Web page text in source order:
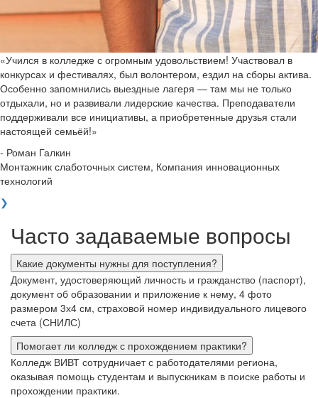
«Учился в колледже с огромным удовольствием! Участвовал в
конкурсах и фестивалях, был волонтером, ездил на сборы актива.
Особенно запомнились выездные лагеря — там мы не только
отдыхали, но и развивали лидерские качества. Преподаватели
поддерживали все инициативы, а приобретенные друзья стали
настоящей семьёй!»
- Роман Галкин
Монтажник слаботочных систем, Компания инновационных
технологий
❯
Часто задаваемые вопросы
Какие документы нужны для поступления?
Документ, удостоверяющий личность и гражданство (паспорт),
документ об образовании и приложение к нему, 4 фото
размером 3х4 см, страховой номер индивидуального лицевого
счета (СНИЛС)
Помогает ли колледж с прохождением практики?
Колледж ВИВТ сотрудничает с работодателями региона,
оказывая помощь студентам и выпускникам в поиске работы и
прохождении практики.